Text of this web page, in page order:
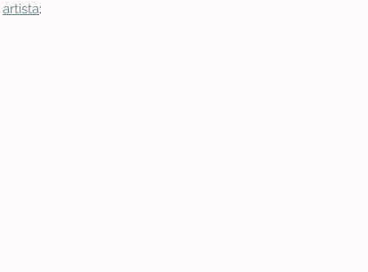
artista: